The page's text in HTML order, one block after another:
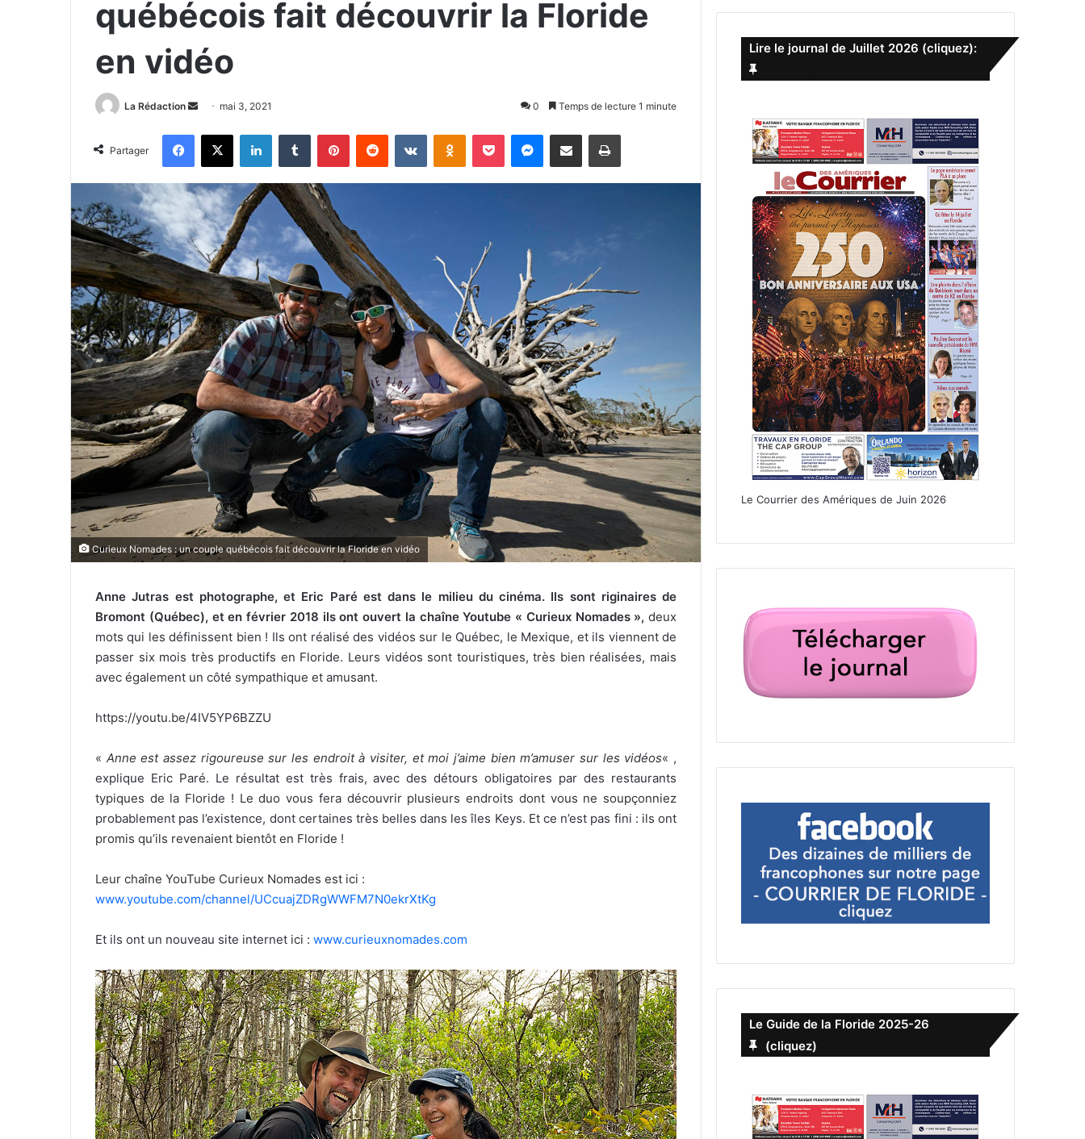
québécois fait découvrir la Floride
en vidéo
La Rédaction
o
y
e
r
u
n
o
u
r
r
e
l
mai 3, 2021 0 Temps de lecture 1 minute
Partager
Curieux Nomades : un couple québécois fait découvrir la Floride en vidéo
Anne Jutras est photographe, et Eric Paré est dans le milieu du cinéma. Ils sont riginaires de
Bromont (Québec), et en février 2018 ils ont ouvert la chaîne Youtube « Curieux Nomades », deux
mots qui les définissent bien ! Ils ont réalisé des vidéos sur le Québec, le Mexique, et ils viennent de
passer six mois très productifs en Floride. Leurs vidéos sont touristiques, très bien réalisées, mais
avec également un côté sympathique et amusant.
https://youtu.be/4IV5YP6BZZU
« Anne est assez rigoureuse sur les endroit à visiter, et moi j’aime bien m’amuser sur les vidéos« ,
explique Eric Paré. Le résultat est très frais, avec des détours obligatoires par des restaurants
typiques de la Floride ! Le duo vous fera découvrir plusieurs endroits dont vous ne soupçonniez
probablement pas l’existence, dont certaines très belles dans les îles Keys. Et ce n’est pas fini : ils ont
promis qu’ils revenaient bientôt en Floride !
Leur chaîne YouTube Curieux Nomades est ici :
www.youtube.com/channel/UCcuajZDRgWWFM7N0ekrXtKg
Et ils ont un nouveau site internet ici : www.curieuxnomades.com
c
h
:
Lire le journal de Juillet 2026 (cliquez):
Le Courrier des Amériques de Juin 2026
Le Guide de la Floride 2025-26
(cliquez)